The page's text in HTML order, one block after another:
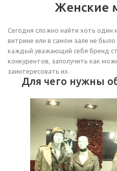
Женские
Сегодня сложно найти хоть один
витрине или в самом зале не было
каждый уважающий себя бренд
конкурентов, заполучить как
заинтересовать их.
Для чего нужны